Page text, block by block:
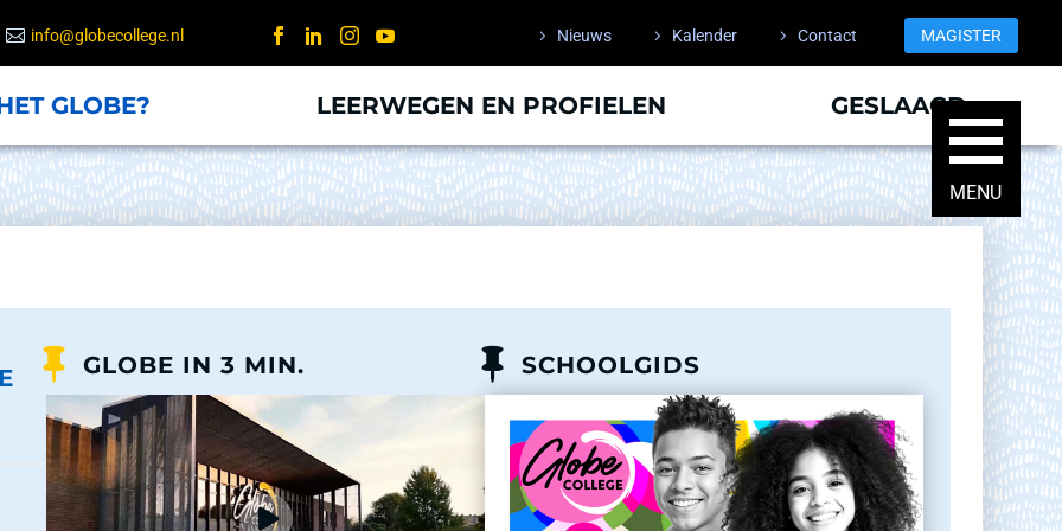
info@globecollege.nl Nieuws Kalender Contact MAGISTER
GLOBE? LEERWEGEN EN PROFIELEN GESLAAGD
GLOBE IN 3 MIN. SCHOOLGIDS